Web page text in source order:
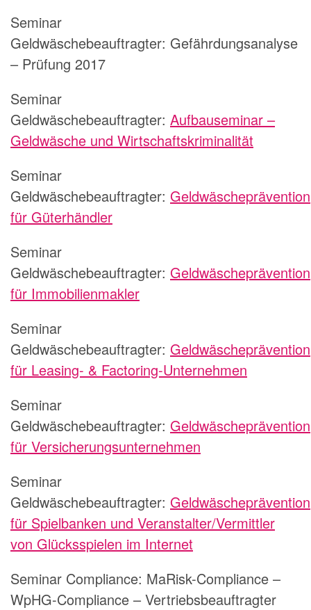
Seminar
Geldwäschebeauftragter: Gefährdungsanalyse
– Prüfung 2017
Seminar
Geldwäschebeauftragter: Aufbauseminar –
Geldwäsche und Wirtschaftskriminalität
Seminar
Geldwäschebeauftragter: Geldwäscheprävention
für Güterhändler
Seminar
Geldwäschebeauftragter: Geldwäscheprävention
für Immobilienmakler
Seminar
Geldwäschebeauftragter: Geldwäscheprävention
für Leasing- & Factoring-Unternehmen
Seminar
Geldwäschebeauftragter: Geldwäscheprävention
für Versicherungsunternehmen
Seminar
Geldwäschebeauftragter: Geldwäscheprävention
für Spielbanken und Veranstalter/Vermittler
von Glücksspielen im Internet
Seminar Compliance: MaRisk-Compliance –
WpHG-Compliance – Vertriebsbeauftragter